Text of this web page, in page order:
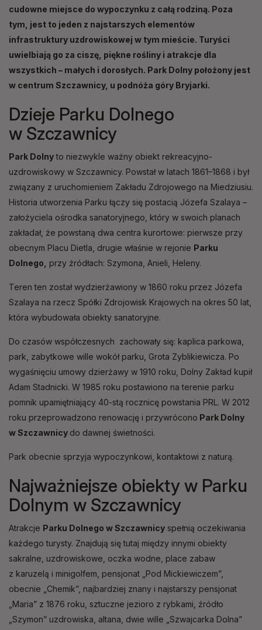
cudowne miejsce do wypoczynku z całą rodziną. Poza
tym, jest to jeden z najstarszych elementów
infrastruktury uzdrowiskowej w tym mieście. Turyści
uwielbiają go za ciszę, piękne rośliny i atrakcje dla
wszystkich – małych i dorosłych. Park Dolny położony jest
w centrum Szczawnicy, u podnóża góry Bryjarki.
Dzieje Parku Dolnego
w Szczawnicy
Park Dolnyto niezwykle ważny obiekt rekreacyjno-
uzdrowiskowy w Szczawnicy. Powstał w latach 1861–1868 i był
związany z uruchomieniem Zakładu Zdrojowego na Miedziusiu.
Historia utworzenia Parku łączy się postacią Józefa Szalaya –
założyciela ośrodka sanatoryjnego, który w swoich planach
zakładał, że powstaną dwa centra kurortowe: pierwsze przy
obecnym Placu Dietla, drugie właśnie w rejonie Parku
Dolnego,
przy źródłach: Szymona, Anieli, Heleny.
Teren ten został wydzierżawiony w 1860 roku przez Józefa
Szalaya na rzecz Spółki Zdrojowisk Krajowych na okres 50 lat,
która wybudowała obiekty sanatoryjne.
Do czasów współczesnych zachowały się: kaplica parkowa,
park, zabytkowe wille wokół parku, Grota Zyblikiewicza. Po
wygaśnięciu umowy dzierżawy w 1910 roku, Dolny Zakład kupił
Adam Stadnicki. W 1985 roku postawiono na terenie parku
pomnik upamiętniający 40-stą rocznicę powstania PRL. W 2012
roku przeprowadzono renowację i przywrócono Park Dolny
w Szczawnicy do dawnej świetności.
Park obecnie sprzyja wypoczynkowi, kontaktowi z naturą.
Najważniejsze obiekty w Parku
Dolnym w Szczawnicy
Atrakcje Parku Dolnego w Szczawnicy spełnią oczekiwania
każdego turysty. Znajdują się tutaj między innymi obiekty
sakralne, uzdrowiskowe, oczka wodne, place zabaw
z karuzelą i minigolfem, pensjonat „Pod Mickiewiczem”,
obecnie „Chemik”, najbardziej znany i najstarszy pensjonat
„Maria” z 1876 roku, sztuczne jezioro z rybkami, źródło
„Szymon” uzdrowiska, altana, dwie wille „Szwajcarka Dolna”